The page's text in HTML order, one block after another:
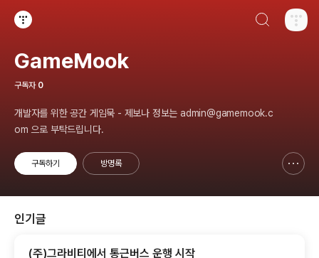
GameMook
구독자 0
개발자를 위한 공간 게임묵 - 제보나 정보는 admin@gamemook.c
om 으로 부탁드립니다.
구독하기 방명록
인기글
(주)그라비티에서 통근버스 운행 시작